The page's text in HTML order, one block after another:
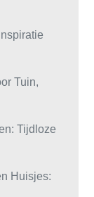
Tuin,
Tijdloze
Huisjes: